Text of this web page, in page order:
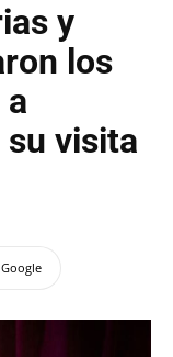
y
los
su visita